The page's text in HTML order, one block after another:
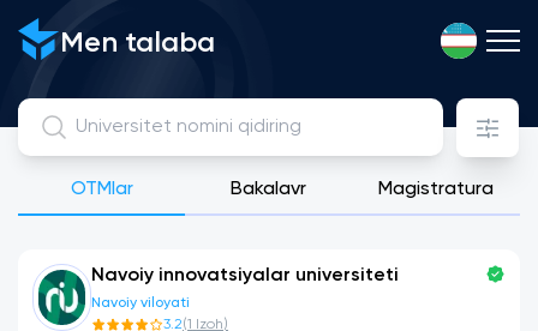
Davlat, Litsenziyaga ega xususiy va xalqaro
Men talaba
OTMlar Bakalavr Magistratura
Navoiy innovatsiyalar universiteti
Navoiy viloyati
3.2(1 Izoh)